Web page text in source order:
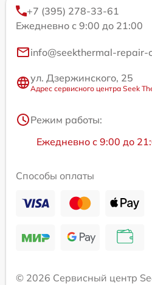
+7 (395) 278-33-61
Ежедневно с 9:00 до 21:00
info@seekthermal-repair-
ул. Дзержинского, 25
Адрес сервисного центра Seek
Режим работы:
Ежедневно с 9:00 до
Способы оплаты
© 2026 Сервисный центр